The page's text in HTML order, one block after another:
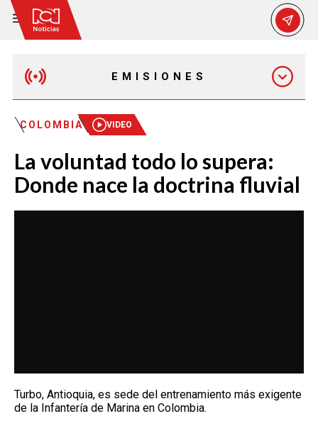
EMISIONES
MAÑANA EXPRESS
EMISIÓN 12:30 PM
EMISIÓN 7:00 PM
COLOMBIA VIDEO
La voluntad todo lo supera:
Donde nace la doctrina fluvial
Turbo, Antioquia, es sede del entrenamiento más exigente
de la Infantería de Marina en Colombia.